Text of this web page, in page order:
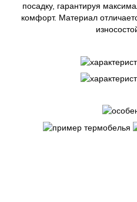
посадку, гарантируя
комфорт. Материал